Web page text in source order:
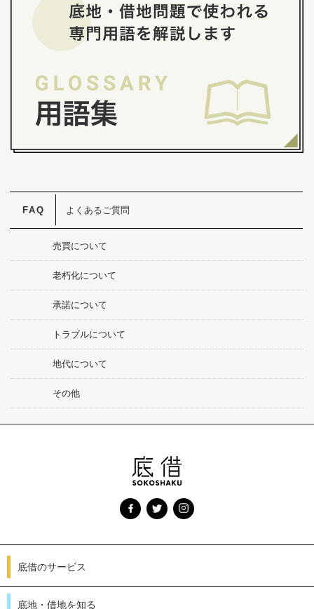
よくあるご質問
売買について
老朽化について
承諾について
トラブルについて
地代について
その他
底借のサービス
底地・借地を知る